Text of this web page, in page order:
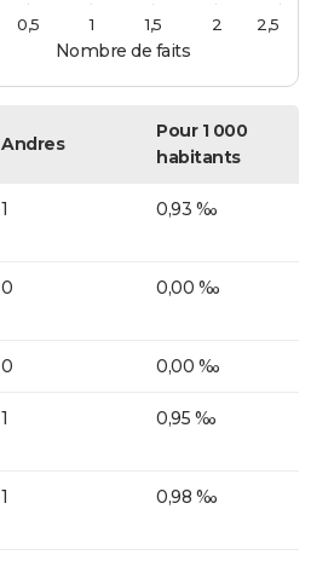
Nombre de faits
0,5 1 1,5 2 2,5
Andres
Pour 1 000
habitants
1 0,93 ‰
0 0,00 ‰
0 0,00 ‰
1 0,95 ‰
1 0,98 ‰